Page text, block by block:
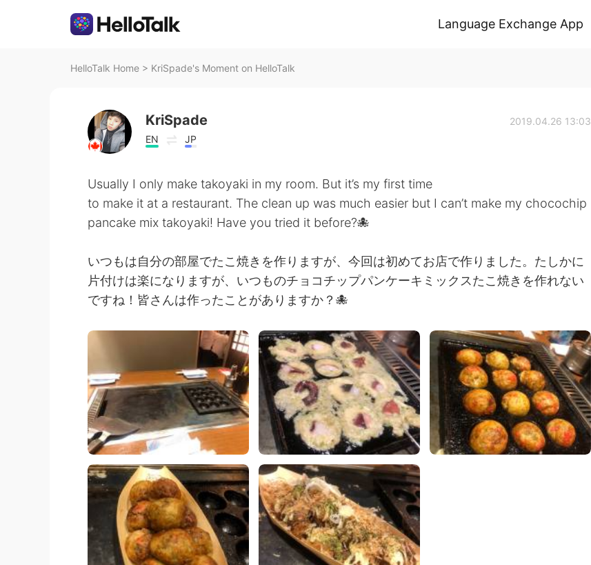
Language Exchange App
HelloTalk Home > KriSpade's Moment on HelloTalk
KriSpade
EN JP
2019.04.26 13:03
Usually I only make takoyaki in my room. But it’s my first time
to make it at a restaurant. The clean up was much easier but I can’t make my chocochip
pancake mix takoyaki! Have you tried it before?🐙
いつもは自分の部屋でたこ焼きを作りますが、今回は初めてお店で作りました。たしかに
片付けは楽になりますが、いつものチョコチップパンケーキミックスたこ焼きを作れない
ですね！皆さんは作ったことがありますか？🐙